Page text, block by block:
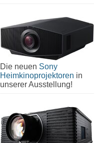
Die neuen Sony
Heimkinoprojektoren in
unserer Ausstellung!